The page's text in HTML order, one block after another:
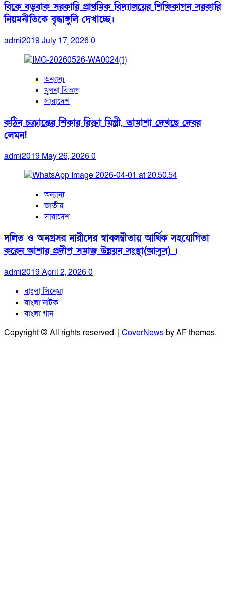
বিকে বড়বাক সরকারি প্রাথমিক বিদ্যালয়ের শিক্ষিকাগন সরকারি
নিয়মনীতিকে বৃদ্ধাঙ্গুলি দেখাচ্ছে।
admi2019July 17, 20260
অন্যান্য
খুলনা বিভাগ
সারাদেশ
কঠিন চক্রান্তের শিকার রিক্তা মিস্ত্রী, তামাশা দেখছে দেবর
লেমন!
admi2019 May 26, 20260
অন্যান্য
জাতীয়
সারাদেশ
দলিত ও অনগ্রসর নারীদের স্বাবলম্বীতায় আর্থিক সহযোগিতা
করেন আশার প্রদীপ সমাজ উন্নয়ন সংস্থা(আসুস) ।
admi2019April 2, 20260
বাংলা সিনেমা
বাংলা নাটক
বাংলা গান
Copyright © All rights reserved. | CoverNewsby AF themes.